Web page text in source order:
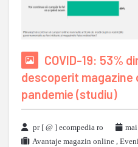
COVID-19: 53%
descoperit magazine
pandemie (studiu)
pr [ @ ] ecompedia ro
Avantaje magazin online ,